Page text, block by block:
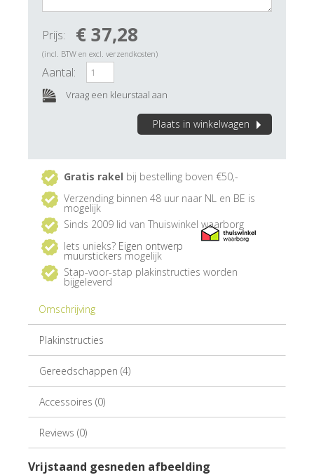
Plaats in winkelwagen
Prijs: € 37,28
(incl. BTW en excl. verzendkosten)
Aantal:
Vraag een kleurstaal aan
Gratis rakel bij bestelling boven €50,-
Verzending binnen 48 uur naar NL en BE is
mogelijk
Sinds 2009 lid van Thuiswinkel waarborg
Iets unieks? Eigen ontwerp
muurstickers mogelijk
Stap-voor-stap plakinstructies worden
bijgeleverd
Omschrijving
Plakinstructies
Gereedschappen (4)
Accessoires (0)
Reviews (0)
Vrijstaand gesneden afbeelding